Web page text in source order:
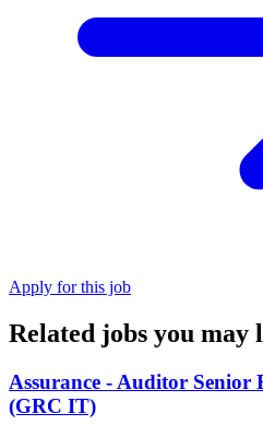
Apply for this job
Related jobs you may
Assurance - Auditor Senior
(GRC IT)